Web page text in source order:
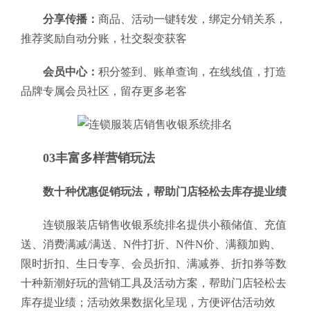
分享传播： 商品、活动一键转发，绑定分销关系，
推荐奖励自动分账，社交裂变获客
会员中心： 积分签到、账单查询，在线线值，打造
品牌专属会员社区，留存更多老客
03丰富多样营销玩法
数十种优惠促销玩法，帮助门店轻松去库存提业绩
连锁服装店销售收银系统排名提供小额储值、充值
送、消费满减/满送、N件打折、N件N价、满额加购、
限时折扣、生日专享、会员折扣、满减券、折扣券等数
十种新潮好玩的营销工具及活动方案，帮助门店轻松去
库存提业绩；活动效果数据化呈现，方便评估活动效